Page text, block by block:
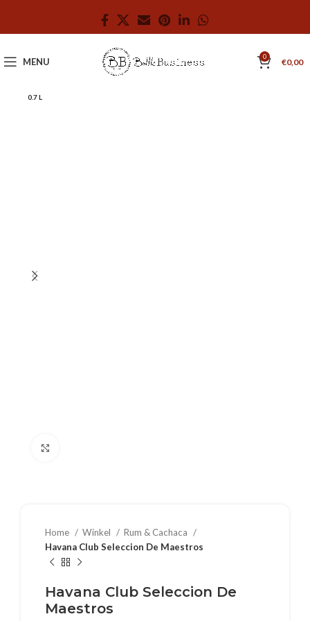
MENU 0 €0,00
0.7 L
Home Winkel
Rum & Cachaca
Havana Club Seleccion De Maestros
Havana Club Seleccion De
Maestros